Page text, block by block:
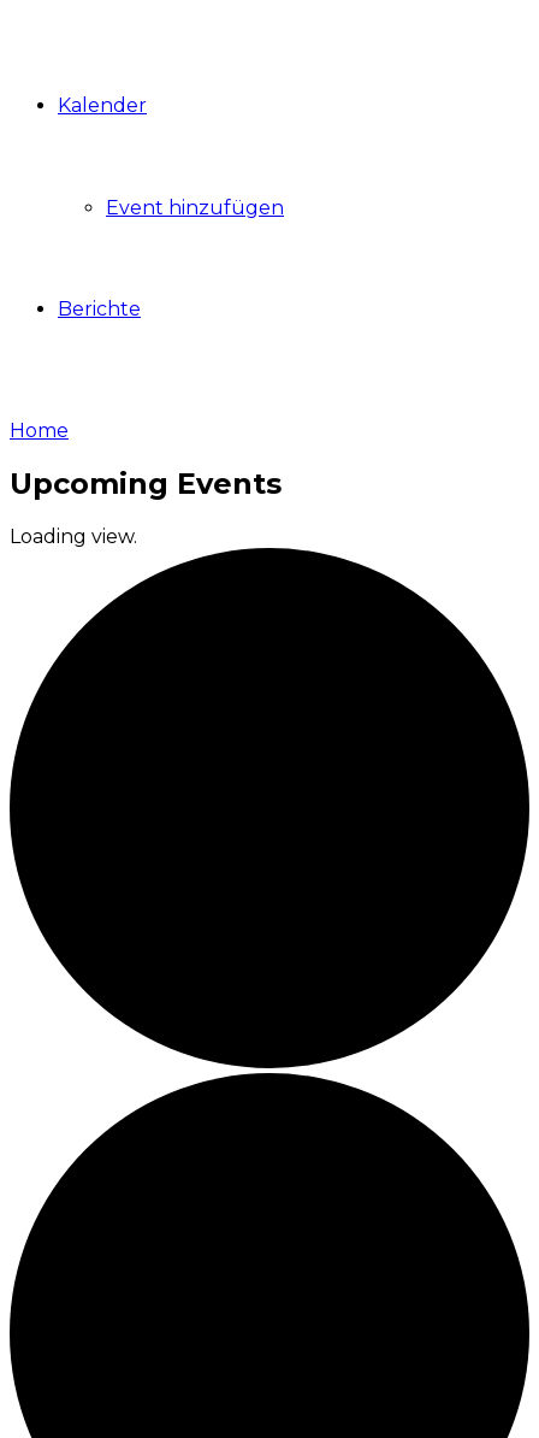
Kalender
Event hinzufügen
Berichte
Home
Upcoming Events
Loading view.